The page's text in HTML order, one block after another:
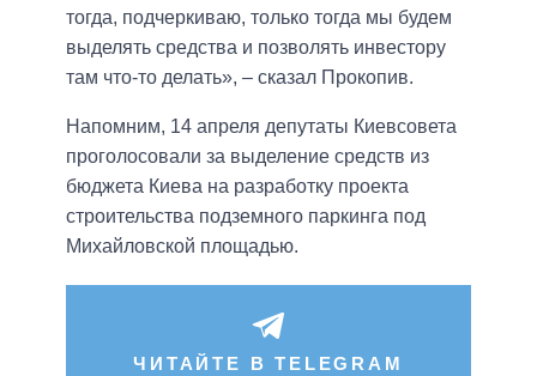
тогда, подчеркиваю, только тогда мы будем
выделять средства и позволять инвестору
там что-то делать», – сказал Прокопив.
Напомним, 14 апреля депутаты Киевсовета
проголосовали за выделение средств из
бюджета Киева на разработку проекта
строительства подземного паркинга под
Михайловской площадью.
ЧИТАЙТЕ В TELEGRAM